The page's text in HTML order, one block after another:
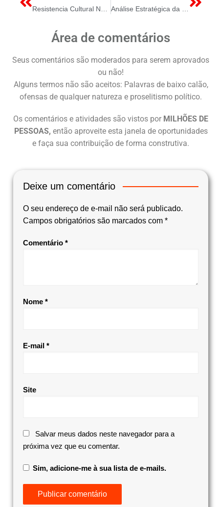
Área de comentários
Seus comentários são moderados para serem aprovados
ou não!
Alguns termos não são aceitos: Palavras de baixo calão,
ofensas de qualquer natureza e proselitismo político.
Os comentários e atividades são vistos por MILHÕES DE
PESSOAS, então aproveite esta janela de oportunidades
e faça sua contribuição de forma construtiva.
Deixe um comentário
O seu endereço de e-mail não será publicado.
Campos obrigatórios são marcados com *
Comentário *
Nome *
E-mail *
Site
Salvar meus dados neste navegador para a
próxima vez que eu comentar.
Sim, adicione-me à sua lista de e-mails.